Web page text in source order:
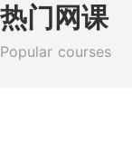
热门网课
Popular courses